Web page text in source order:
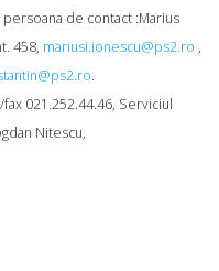
de contact :Marius
458, mariusi.ionescu@ps2.ro ,
.
021.252.44.46, Serviciul
Nitescu,